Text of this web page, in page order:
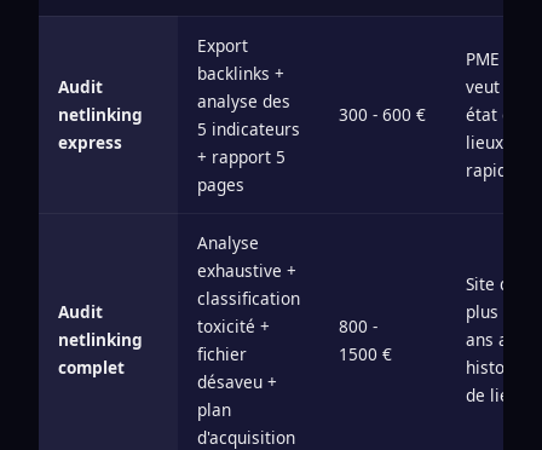
Audit
netlinking
express
Export
backlinks +
analyse des
5 indicateurs
+ rapport 5
pages
300 - 600 €
PME qui
veut un
état des
lieux
rapide
Audit
netlinking
complet
Analyse
exhaustive +
classification
toxicité +
fichier
désaveu +
plan
d'acquisition
800 -
1500 €
Site de
plus de 2
ans avec
de liens